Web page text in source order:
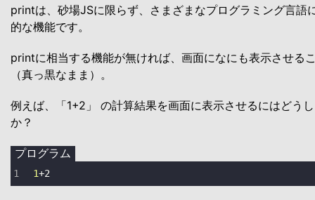
printは、砂場JSに限らず、さまざまなプログラミング言語
的な機能です。
printに相当する機能が無ければ、画面になにも表示させる
（真っ黒なまま）。
例えば、「1+2」 の計算結果を画面に表示させるにはどう
か？
プログラム
1+2